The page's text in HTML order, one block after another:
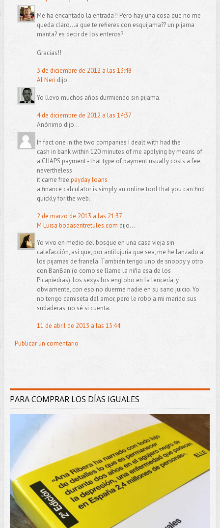
Me ha encantado la entrada!! Pero hay una cosa que no me
queda claro...a que te refieres con esquijama?? un pijama
manta? es decir de los enteros?
Gracias!!
3 de diciembre de 2012 a las 13:48
Al Neri dijo...
Yo llevo muchos años durmiendo sin pijama.
4 de diciembre de 2012 a las 14:37
Anónimo dijo...
In fact one in the two companies I dealt with had the
cash in bank within 120 minutes of me applying by means of
a CHAPS payment - that type of payment usually costs a fee,
nevertheless
it came free payday loans
a finance calculator is simply an online tool that you can find
quickly for the web.
2 de marzo de 2013 a las 21:37
M Luisa bodasentretules.com dijo...
Yo vivo en medio del bosque en una casa vieja sin
calefacción, así que, por antilujuria que sea, me he lanzado a
los pijamas de franela. También tengo uno de snoopy y otro
con BanBan (o como se llame la niña esa de los
Picapiedras). Los sexys los englobo en la lencería, y,
obviamente, con eso no duerme nadie en su sano juicio. Yo
no tengo camiseta del amor, pero le robo a mi marido sus
sudaderas, no sé si cuenta.
11 de abril de 2013 a las 15:44
Publicar un comentario
PARA COMPRAR LOS DÍAS IGUALES